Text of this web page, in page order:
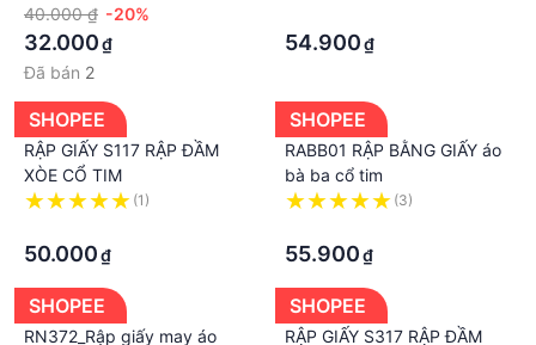
40.000 ₫ -20%
32.000₫
Đã bán 2
54.900₫
SHOPEE
RẬP GIẤY S117 RẬP ĐẦM
XÒE CỔ TIM
(1)
50.000₫
SHOPEE
RABB01 RẬP BẰNG GIẤY áo
bà ba cổ tim
(3)
55.900₫
SHOPEE
RN372_Rập giấy may áo
SHOPEE
RẬP GIẤY S317 RẬP ĐẦM